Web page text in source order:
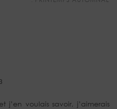
j’en voulais savoir, j’aimerais